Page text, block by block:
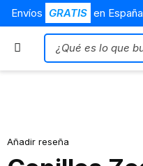
Envíos GRATIS en
Añadir reseña